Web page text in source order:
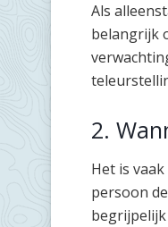
Als
belangrijk
2.
Het is
persoon